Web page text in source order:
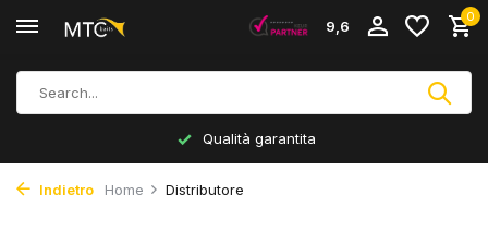
9,6
0
Qualità garantita
Indietro Home Distributore